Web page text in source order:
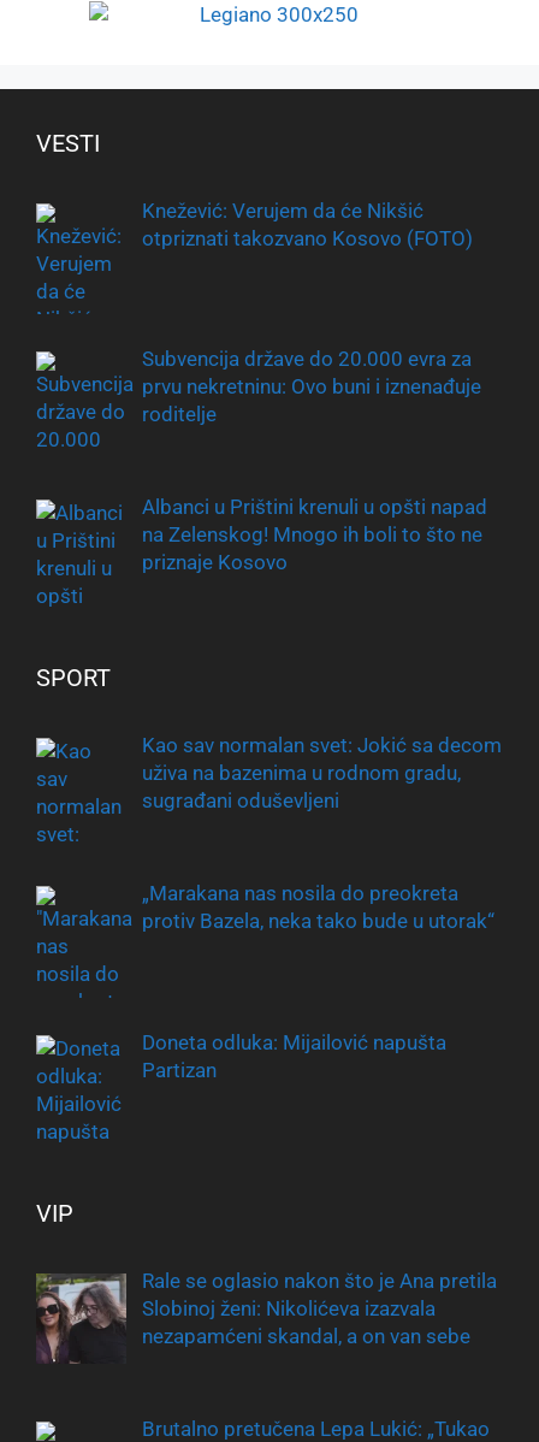
VESTI
Knežević: Verujem da će Nikšić
otpriznati takozvano Kosovo (FOTO)
Subvencija države do 20.000 evra za
prvu nekretninu: Ovo buni i iznenađuje
roditelje
Albanci u Prištini krenuli u opšti napad
na Zelenskog! Mnogo ih boli to što ne
priznaje Kosovo
SPORT
Kao sav normalan svet: Jokić sa decom
uživa na bazenima u rodnom gradu,
sugrađani oduševljeni
„Marakana nas nosila do preokreta
protiv Bazela, neka tako bude u utorak“
Doneta odluka: Mijailović napušta
Partizan
VIP
Rale se oglasio nakon što je Ana pretila
Slobinoj ženi: Nikolićeva izazvala
nezapamćeni skandal, a on van sebe
Brutalno pretučena Lepa Lukić: „Tukao